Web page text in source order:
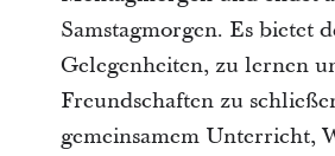
Samstagmorgen. Es bietet
Gelegenheiten, zu lernen
Freundschaften zu
gemeinsamem Unterricht,